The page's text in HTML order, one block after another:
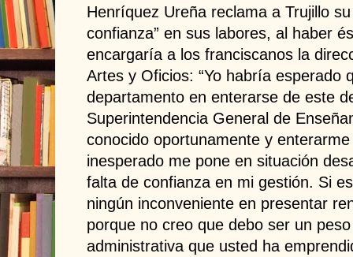
Henríquez Ureña reclama a Trujillo
confianza” en sus labores, al haber
encargaría a los franciscanos la
Artes y Oficios: “Yo habría esperado
departamento en enterarse de este
Superintendencia General de
conocido oportunamente y
inesperado me pone en situación
falta de confianza en mi gestión. Si
ningún inconveniente en presentar
porque no creo que debo ser un
administrativa que usted ha